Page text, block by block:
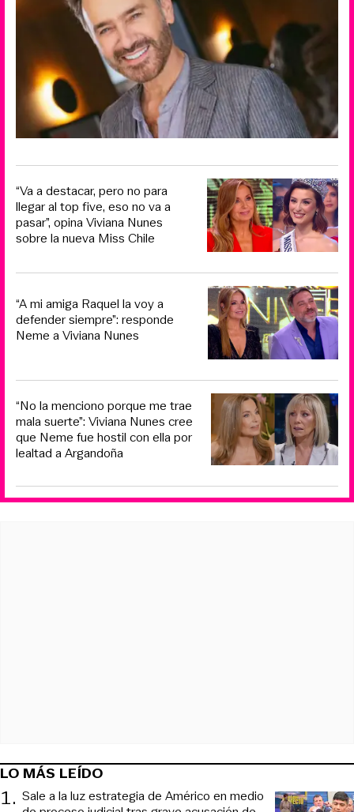
“Va a destacar, pero no para
llegar al top five, eso no va a
pasar”, opina Viviana Nunes
sobre la nueva Miss Chile
“A mi amiga Raquel la voy a
defender siempre”: responde
Neme a Viviana Nunes
“No la menciono porque me trae
mala suerte”: Viviana Nunes cree
que Neme fue hostil con ella por
lealtad a Argandoña
LO MÁS LEÍDO
1. Sale a la luz estrategia de Américo en medio